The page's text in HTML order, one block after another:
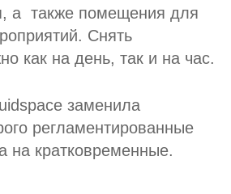
а также помещения для
Снять
как на день, так и на час.
заменила
регламентированные
на кратковременные.